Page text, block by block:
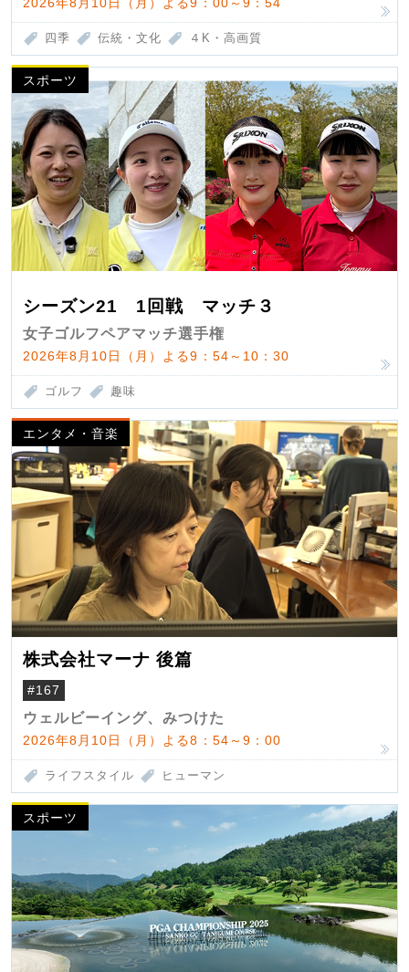
四季 伝統・文化 ４K・高画質
スポーツ
シーズン21 1回戦 マッチ３
女子ゴルフペアマッチ選手権
2026年8月10日（月）よる9：54～10：30
ゴルフ 趣味
エンタメ・音楽
株式会社マーナ 後篇
#167
ウェルビーイング、みつけた
2026年8月10日（月）よる8：54～9：00
ライフスタイル ヒューマン
スポーツ